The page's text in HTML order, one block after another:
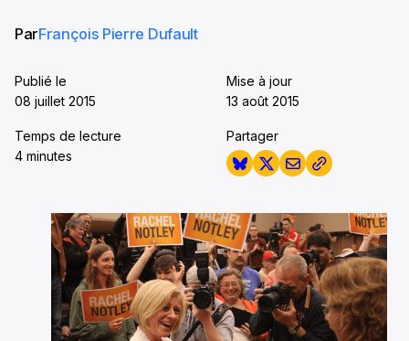
ParFrançois Pierre Dufault
Publié le
08 juillet 2015
Mise à jour
13 août 2015
Temps de lecture
4 minutes
Partager